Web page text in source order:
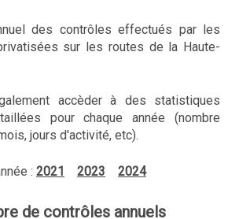
des contrôles effectués par les
sur les routes de la Haute-
accèder à des statistiques
pour chaque année (nombre
jours d'activité, etc).
: 2021 2023 2024
de contrôles annuels